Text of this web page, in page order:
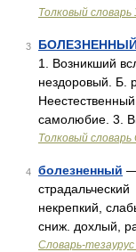
Толковый
3
1. Возникший
нездоровый. Б.
самолюбие. 3.
Толковый словарь
4 болезненный
некрепкий,
сниж. дохлый,
Словарь-тезаурус